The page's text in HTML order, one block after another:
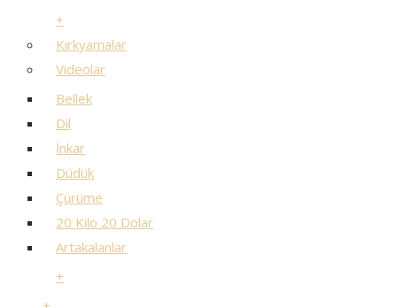
+
Kırkyamalar
Videolar
Bellek
Dil
İnkar
Düdük
Çürüme
20 Kilo 20 Dolar
Artakalanlar
+